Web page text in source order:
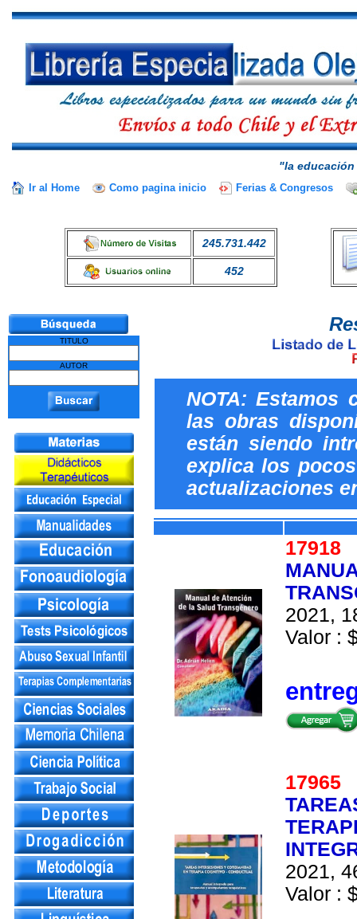
"la
Ir al Home Como pagina inicio Ferias & Congresos
245.731.442
452
TITULO
AUTOR
NOTA: Estamos
las obras
están siendo
explica los
actualizaciones
17918
2021,
Valor :
17965
2021,
Valor :